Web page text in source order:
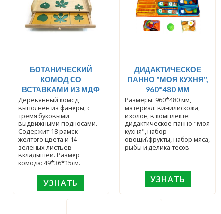
БОТАНИЧЕСКИЙ
КОМОД СО
ВСТАВКАМИ ИЗ МДФ
Деревянный комод
выполнен из фанеры, с
тремя буковыми
выдвижными подносами.
Содержит 18 рамок
желтого цвета и 14
зеленых листьев-
вкладышей. Размер
комода: 49*36*15см.
УЗНАТЬ
ДИДАКТИЧЕСКОЕ
ПАННО "МОЯ КУХНЯ",
960*480 ММ
Размеры: 960*480 мм,
материал: винилискожа,
изолон, в комплекте:
дидактическое панно "Моя
кухня", набор
овощи\фрукты, набор мяса,
рыбы и делика тесов
УЗНАТЬ